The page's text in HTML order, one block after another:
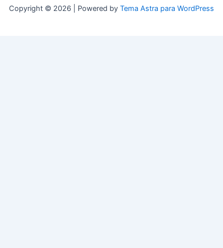
Copyright © 2026 | Powered by Tema Astra para WordPress